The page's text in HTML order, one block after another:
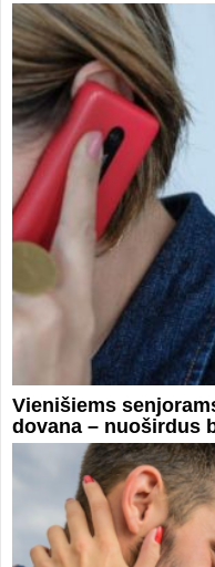
Vienišiems
dovana – nuoširdus